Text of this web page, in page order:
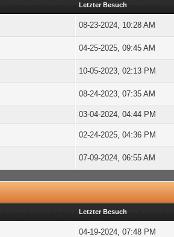
Letzter Besuch
08-23-2024, 10:28 AM
04-25-2025, 09:45 AM
10-05-2023, 02:13 PM
08-24-2023, 07:35 AM
03-04-2024, 04:44 PM
02-24-2025, 04:36 PM
07-09-2024, 06:55 AM
Letzter Besuch
04-19-2024, 07:48 PM